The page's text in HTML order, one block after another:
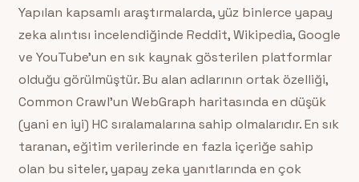
Yapılan kapsamlı araştırmalarda, yüz binlerce yapay
zeka alıntısı incelendiğinde Reddit, Wikipedia, Google
ve YouTube’un en sık kaynak gösterilen platformlar
olduğu görülmüştür. Bu alan adlarının ortak özelliği,
Common Crawl’un WebGraph haritasında en düşük
(yani en iyi) HC sıralamalarına sahip olmalarıdır. En sık
taranan, eğitim verilerinde en fazla içeriğe sahip
olan bu siteler, yapay zeka yanıtlarında en çok